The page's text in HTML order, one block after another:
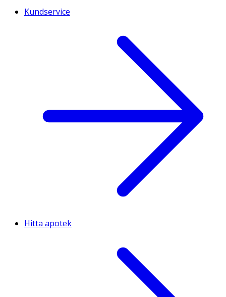
Kundservice
Hitta apotek